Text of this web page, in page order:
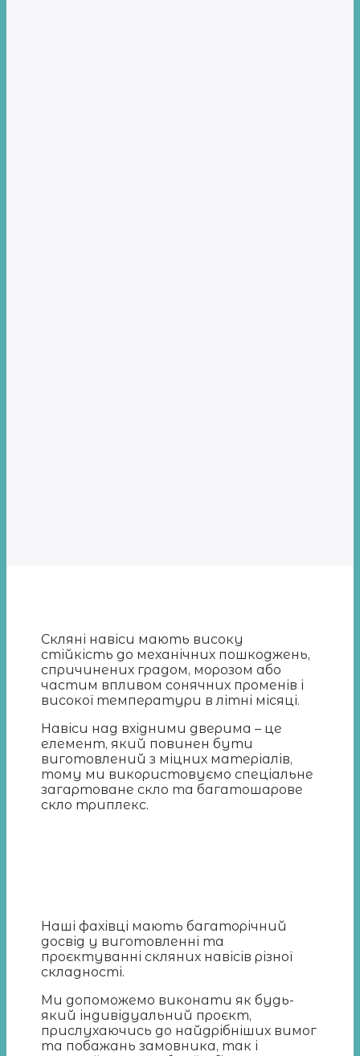
Скляні навіси мають високу
стійкість до механічних пошкоджень,
спричинених градом, морозом або
частим впливом сонячних променів і
високої температури в літні місяці.
Навіси над вхідними дверима – це
елемент, який повинен бути
виготовлений з міцних матеріалів,
тому ми використовуємо спеціальне
загартоване скло та багатошарове
скло триплекс.
Наші фахівці мають багаторічний
досвід у виготовленні та
проєктуванні скляних навісів різної
складності.
Ми допоможемо виконати як будь-
який індивідуальний проєкт,
прислухаючись до найдрібніших вимог
та побажань замовника, так і